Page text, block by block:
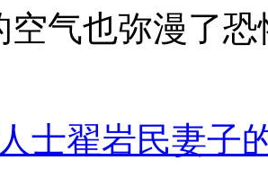
空气也弥漫了
士翟岩民妻子